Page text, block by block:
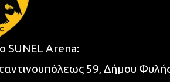
SUNEL Arena:
59, Δήμου